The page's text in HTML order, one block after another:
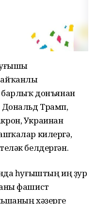
барлыҡ донъянан
Трамп,
Украинан
килергә,
белдергән.
һуғыштың иң ҙур
фашист
хәҙерге